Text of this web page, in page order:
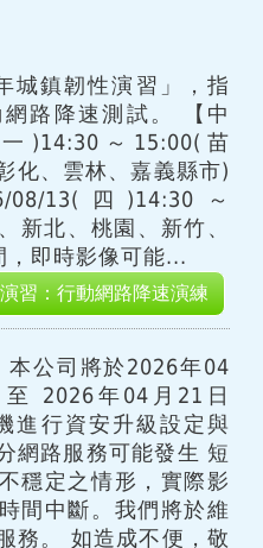
城鎮韌性演習」，指
路降速測試。 【中
)14:30～15:00(苗
化、雲林、嘉義縣市)
13(四)14:30～
新北、桃園、新竹、
即時影像可能...
習：行動網路降速演練
本公司將於2026年04
2026年04月21日
進行資安升級設定與
網路服務可能發生 短
穩定之情形，實際影
間中斷。我們將於維
務。 如造成不便，敬